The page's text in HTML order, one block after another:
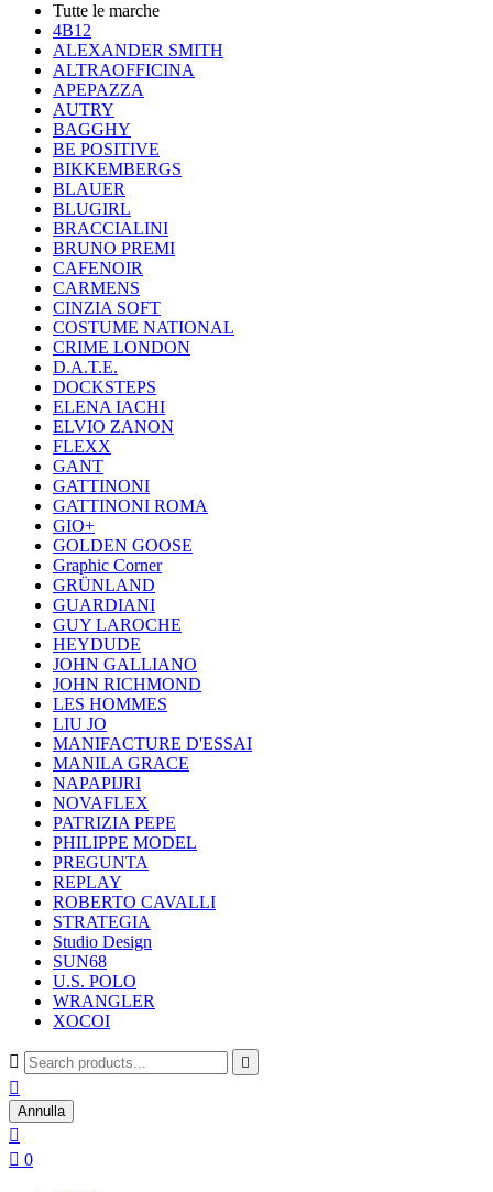
Tutte le marche
4B12
ALEXANDER SMITH
ALTRAOFFICINA
APEPAZZA
AUTRY
BAGGHY
BE POSITIVE
BIKKEMBERGS
BLAUER
BLUGIRL
BRACCIALINI
BRUNO PREMI
CAFENOIR
CARMENS
CINZIA SOFT
COSTUME NATIONAL
CRIME LONDON
D.A.T.E.
DOCKSTEPS
ELENA IACHI
ELVIO ZANON
FLEXX
GANT
GATTINONI
GATTINONI ROMA
GIO+
GOLDEN GOOSE
Graphic Corner
GRÜNLAND
GUARDIANI
GUY LAROCHE
HEYDUDE
JOHN GALLIANO
JOHN RICHMOND
LES HOMMES
LIU JO
MANIFACTURE D'ESSAI
MANILA GRACE
NAPAPIJRI
NOVAFLEX
PATRIZIA PEPE
PHILIPPE MODEL
PREGUNTA
REPLAY
ROBERTO CAVALLI
STRATEGIA
Studio Design
SUN68
U.S. POLO
WRANGLER
XOCOI
 

Annulla

 0